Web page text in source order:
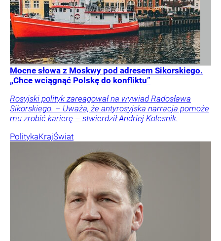
Mocne słowa z Moskwy pod adresem Sikorskiego.
„Chce wciągnąć Polskę do konfliktu”
Rosyjski polityk zareagował na wywiad Radosława
Sikorskiego. – Uważa, że antyrosyjska narracja pomoże
mu zrobić karierę – stwierdził Andriej Kolesnik.
PolitykaKrajŚwiat